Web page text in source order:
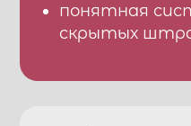
понятная
скрытых